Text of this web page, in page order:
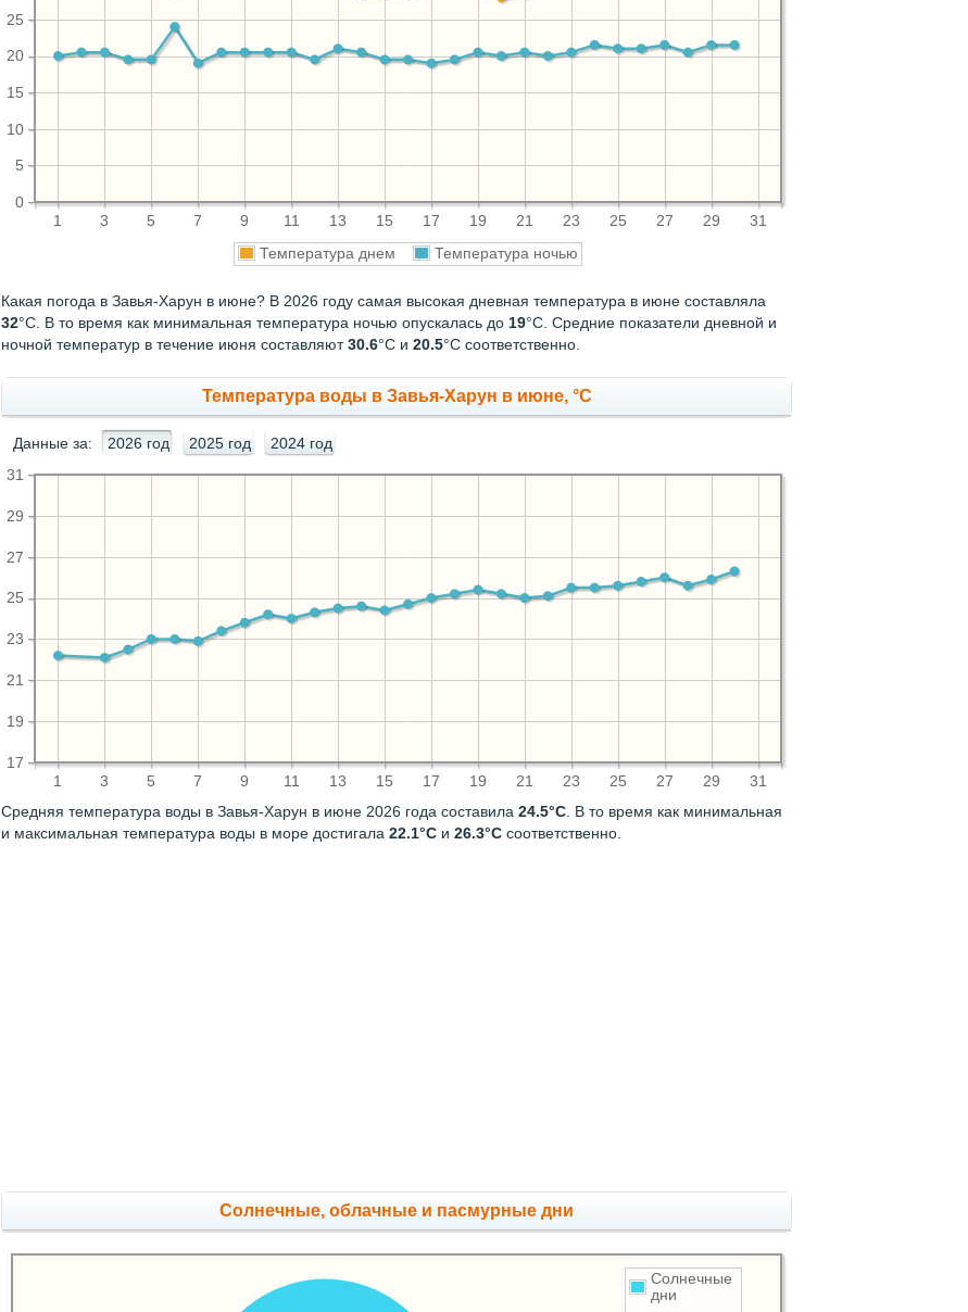
1 3 5 7 9 11 13 15 17 19 21 23 25 27 29 31
0
5
10
15
20
25
Температура днем Температура ночью
Какая погода в Завья-Харун в июне? В 2026 году самая высокая дневная температура в июне составляла
32°С. В то время как минимальная температура ночью опускалась до 19°C. Средние показатели дневной и
ночной температур в течение июня составляют30.6°С и 20.5°С соответственно.
Температура воды в Завья-Харун в июне, °C
Данные за: 2026 год 2025 год 2024 год
1 3 5 7 9 11 13 15 17 19 21 23 25 27 29 31
17
19
21
23
25
27
29
31
Средняя температура воды в Завья-Харун в июне 2026 года составила 24.5°C. В то время как минимальная
и максимальная температура воды в море достигала 22.1°C и 26.3°C соответственно.
Cолнечные, облачные и пасмурные дни
Солнечные
дни